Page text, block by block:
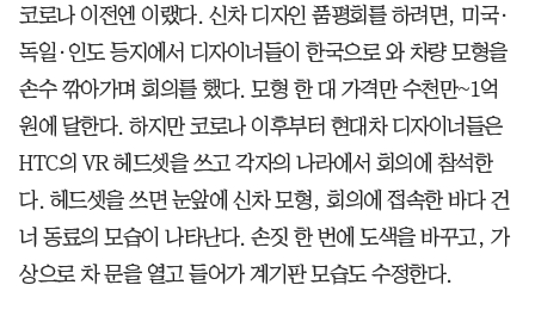
코로나 이전엔 이랬다. 신차 디자인 품평회를 하려면, 미국·
독일·인도 등지에서 디자이너들이 한국으로 와 차량 모형을
손수 깎아가며 회의를 했다. 모형 한 대 가격만 수천만~1억
원에 달한다. 하지만 코로나 이후부터 현대차 디자이너들은
HTC의 VR 헤드셋을 쓰고 각자의 나라에서 회의에 참석한
다. 헤드셋을 쓰면 눈앞에 신차 모형, 회의에 접속한 바다 건
너 동료의 모습이 나타난다. 손짓 한 번에 도색을 바꾸고, 가
상으로 차 문을 열고 들어가 계기판 모습도 수정한다.